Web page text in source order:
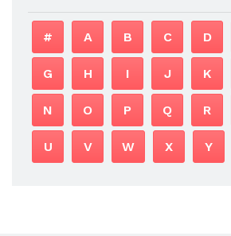
# A B C D
G H I J K
N O P Q R
U V W X Y